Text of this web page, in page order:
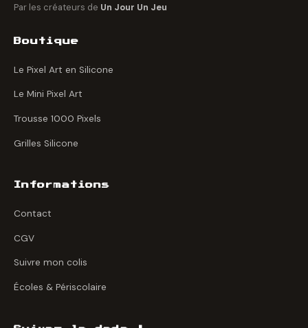
Par les créateurs de Un Jour Un Jeu
Boutique
Le Pixel Art en Silicone
Le Mini Pixel Art
Trousse 1000 Pixels
Grilles Silicone
Informations
Contact
CGV
Suivre mon colis
Écoles & Périscolaire